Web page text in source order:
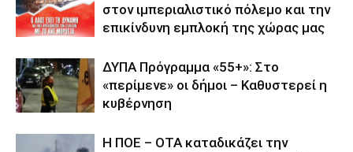
στον ιμπεριαλιστικό πόλεμο και την
επικίνδυνη εμπλοκή της χώρας μας
ΔΥΠΑ Πρόγραμμα «55+»: Στο
«περίμενε» οι δήμοι – Καθυστερεί η
κυβέρνηση
Η ΠΟΕ – ΟΤΑ καταδικάζει την